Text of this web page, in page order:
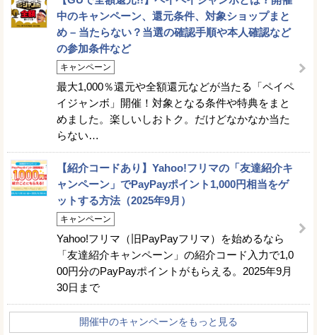
中のキャンペーン、還元条件、対象ショップまと
め – 当たらない？当選の確認手順や本人確認など
の参加条件など
キャンペーン
最大1,000％還元や全額還元などが当たる「ペイペ
イジャンボ」開催！対象となる条件や特典をまと
めました。楽しいしおトク。だけどなかなか当た
らない…
【紹介コードあり】Yahoo!フリマの「友達紹介キ
ャンペーン」でPayPayポイント1,000円相当をゲ
ットする方法（2025年9月）
キャンペーン
Yahoo!フリマ（旧PayPayフリマ）を始めるなら
「友達紹介キャンペーン」の紹介コード入力で1,0
00円分のPayPayポイントがもらえる。2025年9月
30日まで
開催中のキャンペーンをもっと見る